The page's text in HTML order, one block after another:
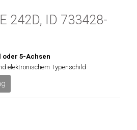
242D, ID 733428-
oder 5-Achsen
elektronischem Typenschild